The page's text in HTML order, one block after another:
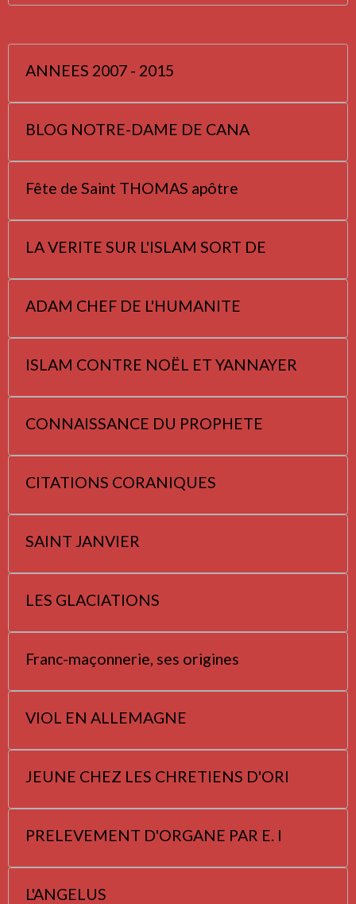
ANNEES 2007 - 2015
BLOG NOTRE-DAME DE CANA
Fête de Saint THOMAS apôtre
LA VERITE SUR L'ISLAM SORT DE
ADAM CHEF DE L'HUMANITE
ISLAM CONTRE NOËL ET YANNAYER
CONNAISSANCE DU PROPHETE
CITATIONS CORANIQUES
SAINT JANVIER
LES GLACIATIONS
Franc-maçonnerie, ses origines
VIOL EN ALLEMAGNE
JEUNE CHEZ LES CHRETIENS D'ORI
PRELEVEMENT D'ORGANE PAR E. I
L'ANGELUS